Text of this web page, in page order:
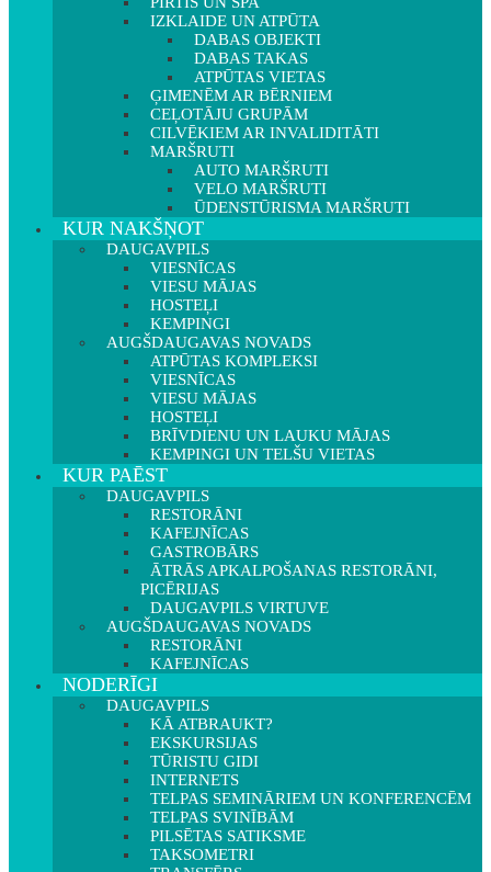
IZKLAIDE UN ATPŪTA
DABAS OBJEKTI
DABAS TAKAS
ATPŪTAS VIETAS
ĢIMENĒM AR BĒRNIEM
CEĻOTĀJU GRUPĀM
CILVĒKIEM AR INVALIDITĀTI
MARŠRUTI
AUTO MARŠRUTI
VELO MARŠRUTI
ŪDENSTŪRISMA MARŠRUTI
KUR NAKŠŅOT
DAUGAVPILS
VIESNĪCAS
VIESU MĀJAS
HOSTEĻI
KEMPINGI
AUGŠDAUGAVAS NOVADS
ATPŪTAS KOMPLEKSI
VIESNĪCAS
VIESU MĀJAS
HOSTEĻI
BRĪVDIENU UN LAUKU MĀJAS
KEMPINGI UN TELŠU VIETAS
KUR PAĒST
DAUGAVPILS
RESTORĀNI
KAFEJNĪCAS
GASTROBĀRS
ĀTRĀS APKALPOŠANAS RESTORĀNI,
PICĒRIJAS
DAUGAVPILS VIRTUVE
AUGŠDAUGAVAS NOVADS
RESTORĀNI
KAFEJNĪCAS
NODERĪGI
DAUGAVPILS
KĀ ATBRAUKT?
EKSKURSIJAS
TŪRISTU GIDI
INTERNETS
TELPAS SEMINĀRIEM UN KONFERENCĒM
TELPAS SVINĪBĀM
PILSĒTAS SATIKSME
TAKSOMETRI